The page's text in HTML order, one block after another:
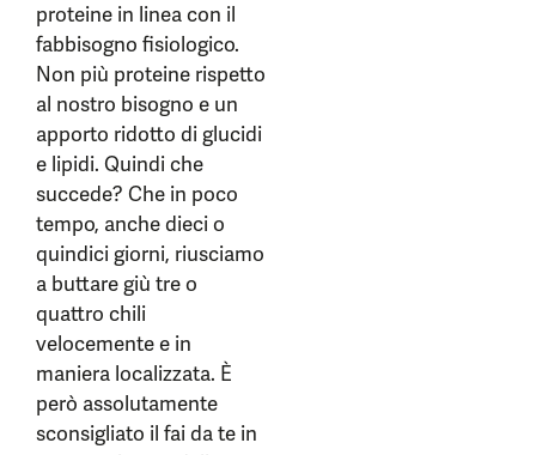
proteine in linea con il
fabbisogno fisiologico.
Non più proteine rispetto
al nostro bisogno e un
apporto ridotto di glucidi
e lipidi. Quindi che
succede? Che in poco
tempo, anche dieci o
quindici giorni, riusciamo
a buttare giù tre o
quattro chili
velocemente e in
maniera localizzata. È
però assolutamente
sconsigliato il fai da te in